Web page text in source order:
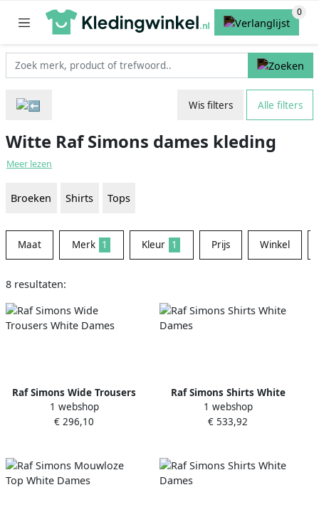
Wis filters Alle filters
Witte Raf Simons dames kleding
Meer lezen
Broeken Shirts Tops
Maat Merk 1 Kleur 1 Prijs Winkel
8 resultaten:
Raf Simons Wide Trousers
White Dames
1 webshop
€ 296,10
Raf Simons Shirts White
Dames
1 webshop
€ 533,92